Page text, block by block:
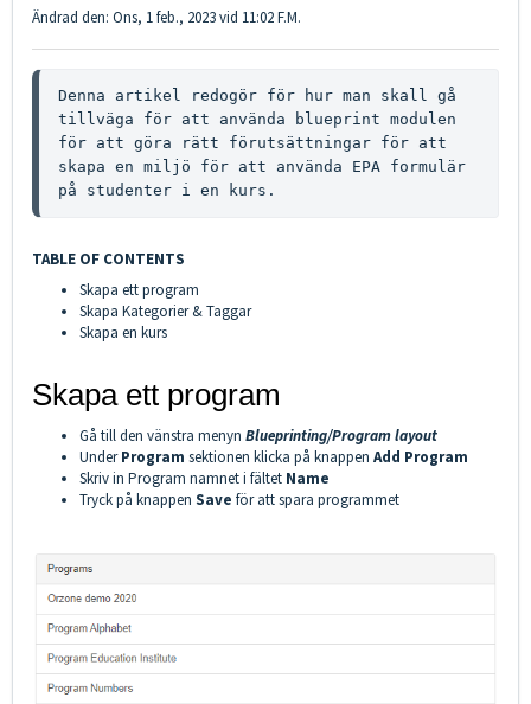
Ändrad den: Ons, 1 feb., 2023 vid 11:02 F.M.
Denna artikel redogör för hur man skall gå
tillväga för att använda blueprint modulen
för att göra rätt förutsättningar för att
skapa en miljö för att använda EPA formulär
på studenter i en kurs.
TABLE OF CONTENTS
Skapa ett program
Skapa Kategorier & Taggar
Skapa en kurs
Skapa ett program
Gå till den vänstra menyn Blueprinting/Program layout
UnderProgram sektionen klicka på knappen Add Program
Skriv in Program namnet i fältet Name
Tryck på knappen Save för att spara programmet